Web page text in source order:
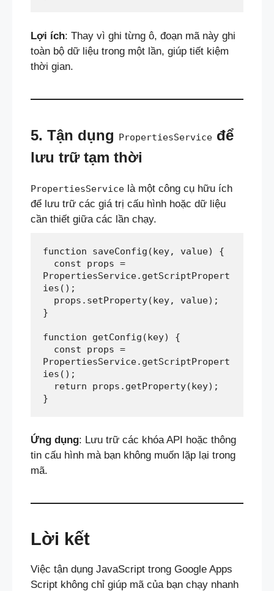
Lợi ích: Thay vì ghi từng ô, đoạn mã này ghi
toàn bộ dữ liệu trong một lần, giúp tiết kiệm
thời gian.
5. Tận dụng PropertiesService để
lưu trữ tạm thời
PropertiesService là một công cụ hữu ích
để lưu trữ các giá trị cấu hình hoặc dữ liệu
cần thiết giữa các lần chạy.
PropertiesService.getScriptPropert
ies();
  props.setProperty(key, value);
}
function getConfig(key) {
PropertiesService.getScriptPropert
ies();
  return props.getProperty(key);
}
Ứng dụng: Lưu trữ các khóa API hoặc thông
tin cấu hình mà bạn không muốn lặp lại trong
mã.
Lời kết
Việc tận dụng JavaScript trong Google Apps
Script không chỉ giúp mã của bạn chạy nhanh